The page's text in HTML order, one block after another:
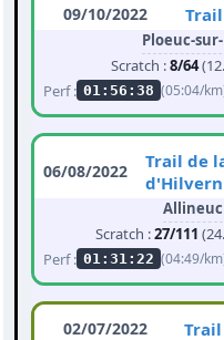
09/10/2022
Ploeuc-
Scratch :8/64
Perf : 01:56:38 (05:04/
06/08/2022
Trail de
d'Hilvern
Allineuc
Scratch :27/111
Perf : 01:31:22 (04:49/
02/07/2022